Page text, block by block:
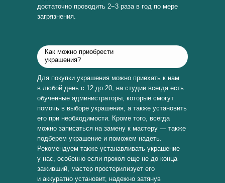
достаточно проводить 2−3 раза в год по мере
загрязнения.
Как можно приобрести
украшения?
Для покупки украшения можно приехать к нам
в любой день с 12 до 20, на студии всегда есть
обученные администраторы, которые смогут
помочь в выборе украшения, а также установить
его при необходимости. Кроме того, всегда
можно записаться на замену к мастеру — также
подберем украшение и поможем надеть.
Рекомендуем также устанавливать украшение
у нас, особенно если прокол еще не до конца
заживший, мастер простерилизует его
и аккуратно установит, надежно затянув